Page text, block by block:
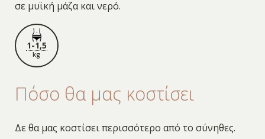
σε μυϊκή μάζα και νερό.
1-1,5
kg
Πόσο θα μας κοστίσει
Δε θα μας κοστίσει περισσότερο από το σύνηθες.